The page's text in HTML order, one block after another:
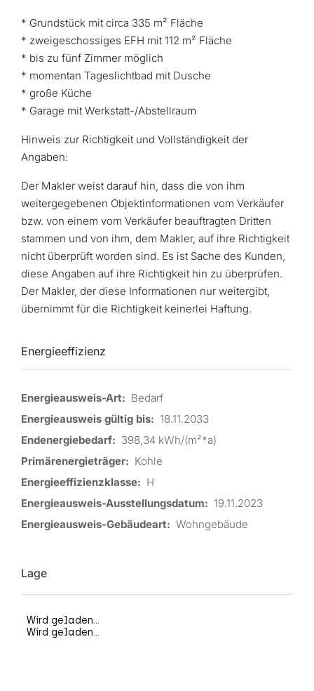
* Grundstück mit circa 335 m² Fläche
* zweigeschossiges EFH mit 112 m² Fläche
* bis zu fünf Zimmer möglich
* momentan Tageslichtbad mit Dusche
* große Küche
* Garage mit Werkstatt-/Abstellraum
Hinweis zur Richtigkeit und Vollständigkeit der
Angaben:
Der Makler weist darauf hin, dass die von ihm
weitergegebenen Objektinformationen vom Verkäufer
bzw. von einem vom Verkäufer beauftragten Dritten
stammen und von ihm, dem Makler, auf ihre Richtigkeit
nicht überprüft worden sind. Es ist Sache des Kunden,
diese Angaben auf ihre Richtigkeit hin zu überprüfen.
Der Makler, der diese Informationen nur weitergibt,
übernimmt für die Richtigkeit keinerlei Haftung.
Energieeffizienz
Energieausweis-Art: Bedarf
Energieausweis gültig bis: 18.11.2033
Endenergiebedarf: 398,34 kWh/(m²*a)
Primärenergieträger: Kohle
Energieeffizienzklasse: H
Energieausweis-Ausstellungsdatum: 19.11.2023
Energieausweis-Gebäudeart: Wohngebäude
Lage